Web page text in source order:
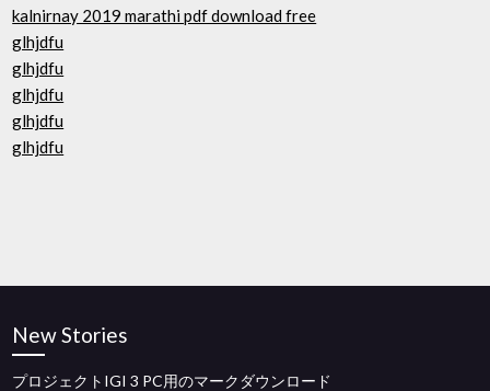
kalnirnay 2019 marathi pdf download free
glhjdfu
glhjdfu
glhjdfu
glhjdfu
glhjdfu
New Stories
プロジェクトIGI 3 PC用のマークダウンロード